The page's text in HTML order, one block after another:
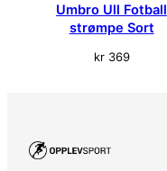
Umbro Ull Fotball
strømpe Sort
kr369